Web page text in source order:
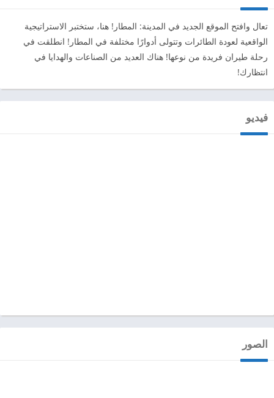
تعال وافتح الموقع الجديد في المدينة: المطار! هنا، ستختبر الاستراتيجية
الواقعية لعودة الطائرات وتتولى أدوارًا مختلفة في المطار! انطلقت في
رحلة طيران فريدة من نوعها! هناك العديد من الصناعات والهدايا في
انتظارك!
فيديو
الصور